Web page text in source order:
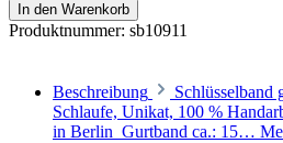
In den Warenkorb
Produktnummer: sb10911
Beschreibung
Schlüsselband
Schlaufe, Unikat, 100 %
in Berlin Gurtband ca.: 15…